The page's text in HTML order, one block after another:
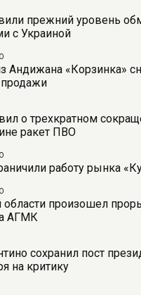
прежний уровень
с Украиной
Андижана «Корзинка»
о трехкратном
ракет ПВО
работу рынка
области произошел
АГМК
сохранил пост
на критику